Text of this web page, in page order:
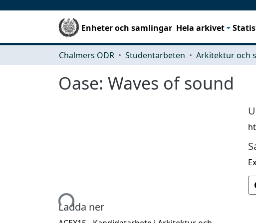
Enheter och samlingar Hela arkivet
Chalmers ODR Studentarbeten
Oase: Waves of sound
Hämtar...Ladda ner